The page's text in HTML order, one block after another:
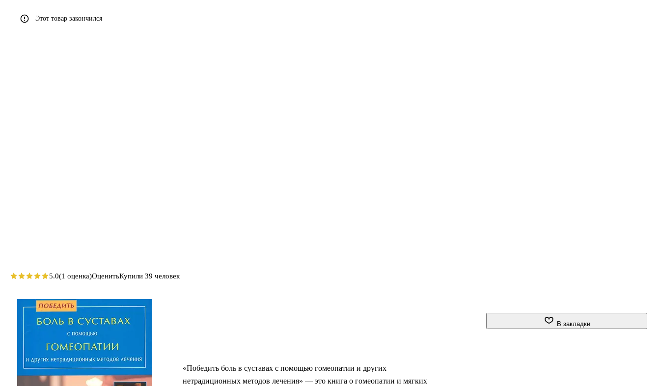
«Победить боль в суставах с помощью гомеопатии и других
нетрадиционных методов лечения» — это книга о гомеопатии и мягких
Этот товар закончился
5.0(1 оценка)ОценитьКупили 39 человек
В закладки